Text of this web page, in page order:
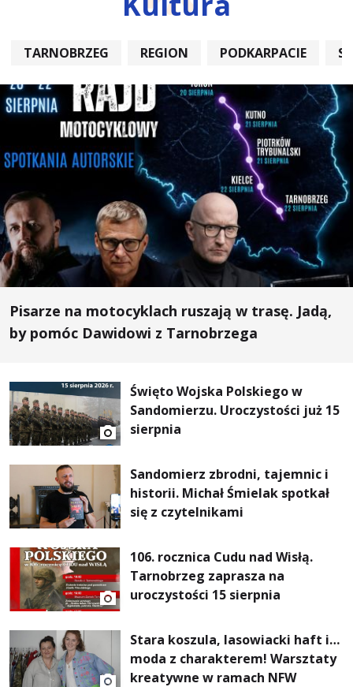
TARNOBRZEG REGION PODKARPACIE
Pisarze na motocyklach ruszają w trasę. Jadą,
by pomóc Dawidowi z Tarnobrzega
Święto Wojska Polskiego w
Sandomierzu. Uroczystości już 15
sierpnia
Sandomierz zbrodni, tajemnic i
historii. Michał Śmielak spotkał
się z czytelnikami
106. rocznica Cudu nad Wisłą.
Tarnobrzeg zaprasza na
uroczystości 15 sierpnia
Stara koszula, lasowiacki haft i…
moda z charakterem! Warsztaty
kreatywne w ramach NFW